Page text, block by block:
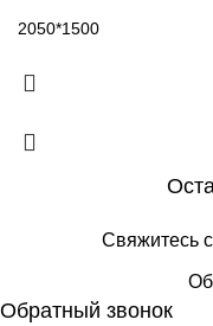
Свяжитесь
Обратный звонок